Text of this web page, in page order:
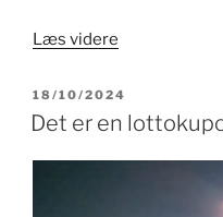
Læs videre
historie
om
UDGIVET
DEN
18/10/2024
Det er en